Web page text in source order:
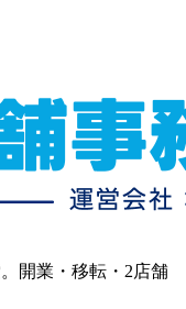
開業・移転・2店舗